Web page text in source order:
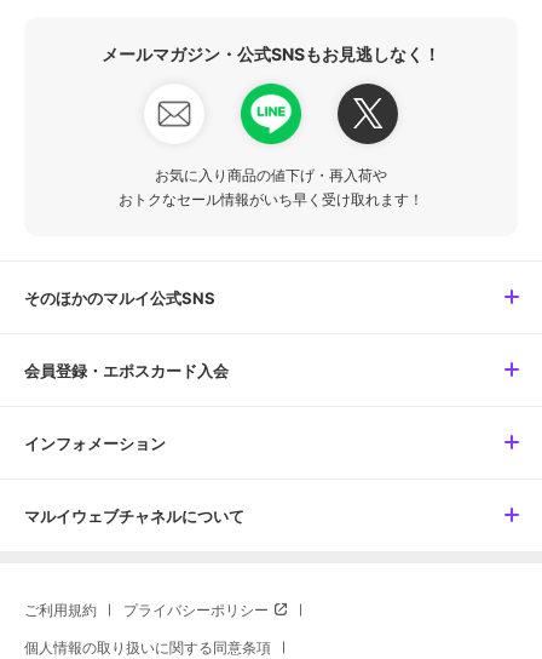
メールマガジン・公式SNSもお見逃しなく！
お気に入り商品の値下げ・再入荷や
おトクなセール情報がいち早く受け取れます！
そのほかのマルイ公式SNS
会員登録・エポスカード入会
インフォメーション
マルイウェブチャネルについて
ご利用規約 プライバシーポリシー
個人情報の取り扱いに関する同意条項